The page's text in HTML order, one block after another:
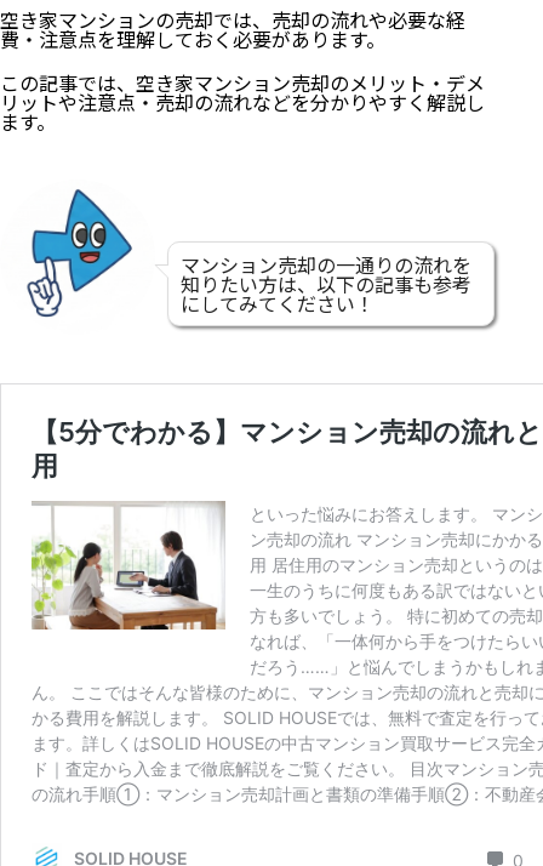
空き家マンションの売却では、売却の流れや必要な経
費・注意点を理解しておく必要があります。
この記事では、空き家マンション売却のメリット・デメ
リットや注意点・売却の流れなどを分かりやすく解説し
ます。
マンション売却の一通りの流れを
知りたい方は、以下の記事も参考
にしてみてください！